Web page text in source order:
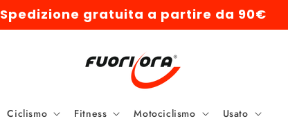
Spedizione gratuita a partire da 90€
Ciclismo Fitness Motociclismo Usato